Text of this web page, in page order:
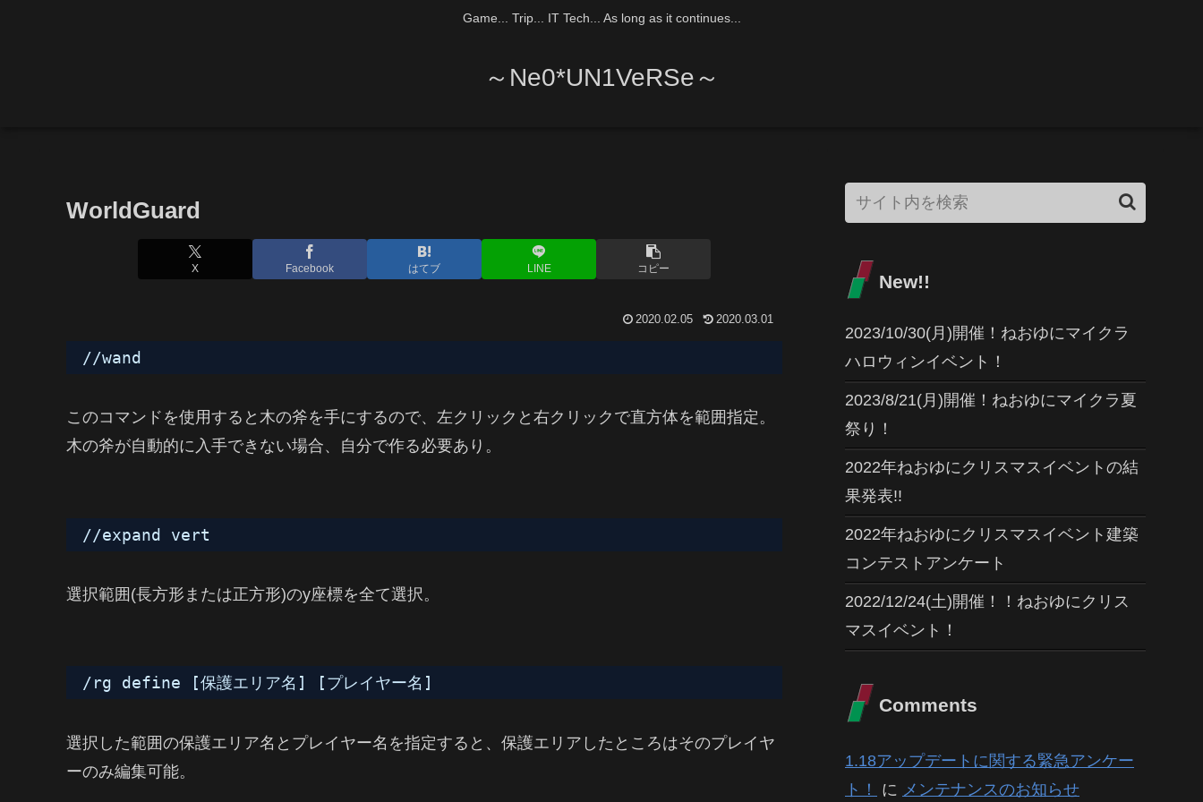
Game... Trip... IT Tech... As long as it continues...
～Ne0*UN1VeRSe～
WorldGuard
X Facebook はてブ LINE コピー
2020.02.05 2020.03.01
//wand
このコマンドを使用すると木の斧を手にするので、左クリックと右クリックで直方体を範囲指定。
木の斧が自動的に入手できない場合、自分で作る必要あり。
//expand vert
選択範囲(長方形または正方形)のy座標を全て選択。
/rg define [保護エリア名] [プレイヤー名]
選択した範囲の保護エリア名とプレイヤー名を指定すると、保護エリアしたところはそのプレイヤ
ーのみ編集可能。
New!!
2023/10/30(月)開催！ねおゆにマイクラ
ハロウィンイベント！
2023/8/21(月)開催！ねおゆにマイクラ夏
祭り！
2022年ねおゆにクリスマスイベントの結
果発表!!
2022年ねおゆにクリスマスイベント建築
コンテストアンケート
2022/12/24(土)開催！！ねおゆにクリス
マスイベント！
Comments
1.18アップデートに関する緊急アンケー
ト！
に メンテナンスのお知らせ